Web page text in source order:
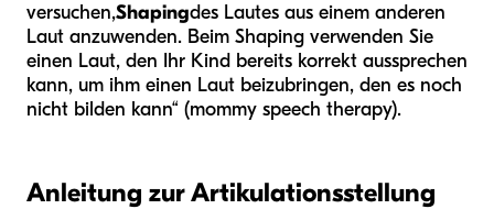
versuchen,Shapingdes Lautes aus einem anderen
Laut anzuwenden. Beim Shaping verwenden Sie
einen Laut, den Ihr Kind bereits korrekt aussprechen
kann, um ihm einen Laut beizubringen, den es noch
nicht bilden kann“ (mommy speech therapy).
Anleitung zur Artikulationsstellung